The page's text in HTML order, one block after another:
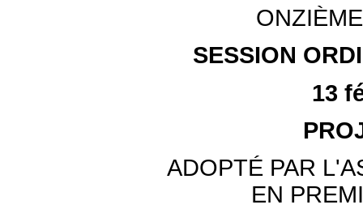
SESSION
13
ADOPTÉ PAR
EN